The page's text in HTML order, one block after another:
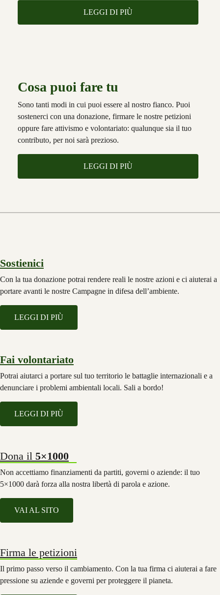
LEGGI DI PIÙ
Cosa puoi fare tu
Sono tanti modi in cui puoi essere al nostro fianco. Puoi
sostenerci con una donazione, firmare le nostre petizioni
oppure fare attivismo e volontariato: qualunque sia il tuo
contributo, per noi sarà prezioso.
LEGGI DI PIÙ
Sostienici
Con la tua donazione potrai rendere reali le nostre azioni e ci aiuterai a
portare avanti le nostre Campagne in difesa dell’ambiente.
LEGGI DI PIÙ
Fai volontariato
Potrai aiutarci a portare sul tuo territorio le battaglie internazionali e a
denunciare i problemi ambientali locali. Sali a bordo!
LEGGI DI PIÙ
Dona il 5×1000
Non accettiamo finanziamenti da partiti, governi o aziende: il tuo
5×1000 darà forza alla nostra libertà di parola e azione.
VAI AL SITO
Firma le petizioni
Il primo passo verso il cambiamento. Con la tua firma ci aiuterai a fare
pressione su aziende e governi per proteggere il pianeta.